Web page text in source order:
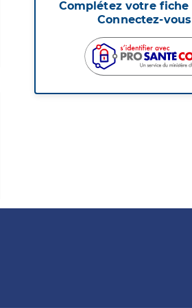
Complétez votre fiche
Connectez-